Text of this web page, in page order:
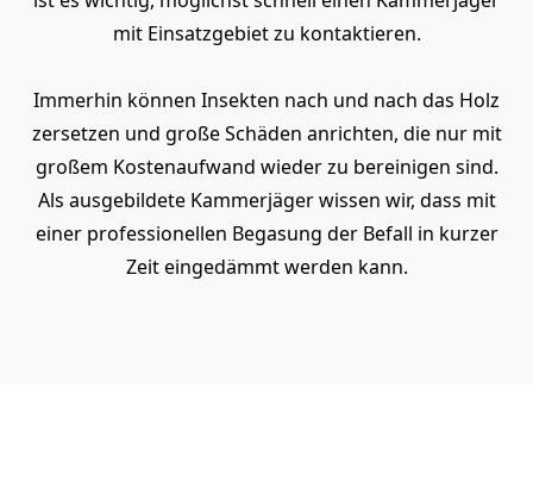
mit Einsatzgebiet zu kontaktieren.
Immerhin können Insekten nach und nach das Holz
zersetzen und große Schäden anrichten, die nur mit
großem Kostenaufwand wieder zu bereinigen sind.
Als ausgebildete Kammerjäger wissen wir, dass mit
einer professionellen Begasung der Befall in kurzer
Zeit eingedämmt werden kann.